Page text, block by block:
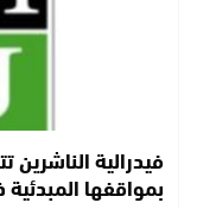
فيدرالية الناشرين
بمواقفها